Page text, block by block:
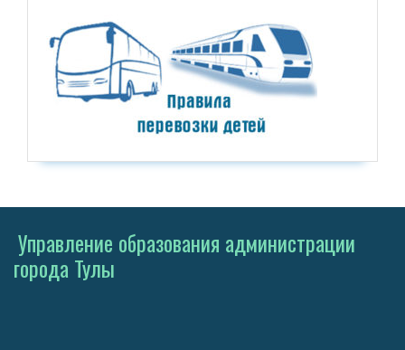
Управление образования администрации
города Тулы